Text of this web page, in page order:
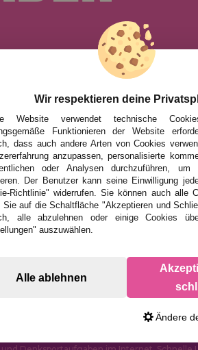
UND ANGEBOTE
Wir respektieren deine
Website verwendet technische
Funktionieren der Website
dass auch andere Arten von Cookies
anzupassen, personalisierte
oder Analysen durchzuführen,
Der Benutzer kann seine Einwilligung
Richtlinie" widerrufen. Sie können auch alle
Sie auf die Schaltfläche "Akzeptieren und
alle abzulehnen oder einige Cookies
auszuwählen.
Alle ablehnen
Ändere